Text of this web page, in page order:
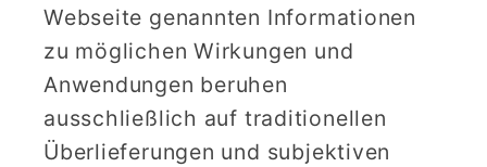
Webseite genannten Informationen
zu möglichen Wirkungen und
Anwendungen beruhen
ausschließlich auf traditionellen
Überlieferungen und subjektiven